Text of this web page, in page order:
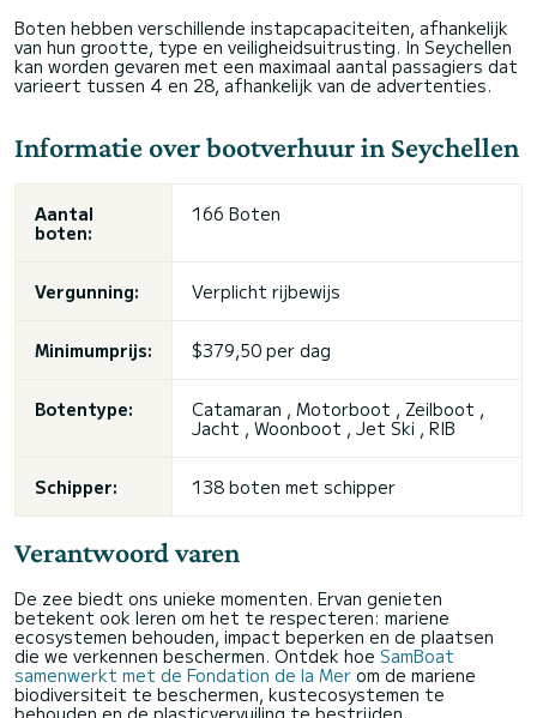
Boten hebben verschillende instapcapaciteiten, afhankelijk
van hun grootte, type en veiligheidsuitrusting. In Seychellen
kan worden gevaren met een maximaal aantal passagiers dat
varieert tussen 4 en 28, afhankelijk van de advertenties.
Informatie over bootverhuur in Seychellen
Aantal
boten:
166 Boten
Vergunning: Verplicht rijbewijs
Minimumprijs: $379,50 per dag
Botentype:
Catamaran , Motorboot , Zeilboot ,
Jacht , Woonboot , Jet Ski , RIB
Schipper: 138 boten met schipper
Verantwoord varen
De zee biedt ons unieke momenten. Ervan genieten
betekent ook leren om het te respecteren: mariene
ecosystemen behouden, impact beperken en de plaatsen
die we verkennen beschermen. Ontdek hoe SamBoat
samenwerkt met de Fondation de la Mer om de mariene
biodiversiteit te beschermen, kustecosystemen te